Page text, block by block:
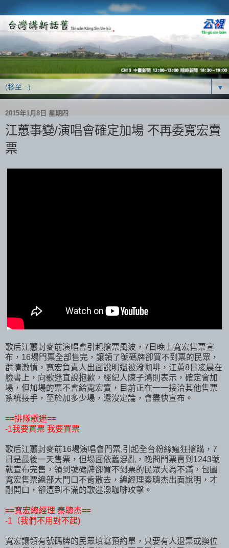
▼
2015年1月8日 星期四
江蕙事變/演唱會確定加場 不再委寬宏賣
票
歌后江蕙封麥前演唱會引起搶票風波，7日晚上寬宏售票宣
布，16場門票全部售完，讓領了號碼牌卻買不到票的民眾，
群情激憤，寬宏負責人出面說明還被潑咖啡，江蕙8日凌晨在
臉書上，向歌迷直說抱歉，經紀人陳子鴻則表示，確定會加
場，但加場的票不會給寬宏賣，目前正在一一接洽其他售票
系統接手，至於加多少場，還沒定論，會盡快宣布。
==排隊歌迷==
-1我要買票 我要買票
歌后江蕙封麥前16場演唱會門票,引起全台粉絲瘋狂搶購，7
日是最後一天售票，但場面依舊混亂，晚間門票賣到1243號
就宣布完售，領到號碼牌卻買不到票的民眾大為不滿，包圍
寬宏售票總部大門口不肯散去，總經理秦聰杰出面說明，才
剛開口，卻遭到不滿的歌迷潑咖啡攻擊。
==寬宏總經理 秦聰杰==
-1（我們不用對不起)
寬宏讓領有號碼牌的民眾填寫預約單，只要有人退票或換位